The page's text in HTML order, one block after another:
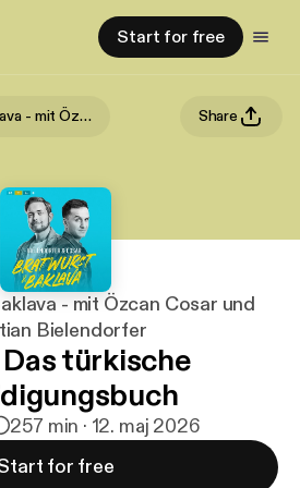
Start for free
Bratwurst und Baklava - mit Özcan Cosar und Bastian Bielendorfer Share
- mit Özcan Cosar und
Bielendorfer
türkische
257 min · 12. maj 2026
for free